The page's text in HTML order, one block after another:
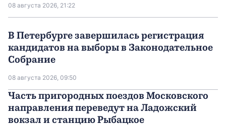
08 августа 2026, 21:22
В Петербурге завершилась регистрация
кандидатов на выборы в Законодательное
Собрание
08 августа 2026, 09:50
Часть пригородных поездов Московского
направления переведут на Ладожский
вокзал и станцию Рыбацкое